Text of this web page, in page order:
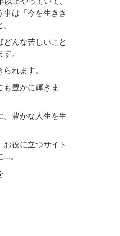
事は「今を生きき
どんな苦しいこと
。
れます。
も豊かに輝きま
。豊かな人生を生
役に立つサイト
。